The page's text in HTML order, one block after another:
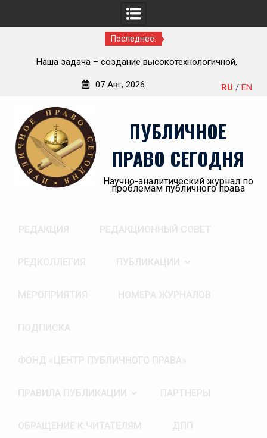
Последнее:
Наша задача – создание высокотехнологичной,
экспертной системы России
RU /EN
07 Авг, 2026
содержимому
ПУБЛИЧНОЕ
ПРАВО СЕГОДНЯ
Научно-аналитический журнал по
проблемам публичного права